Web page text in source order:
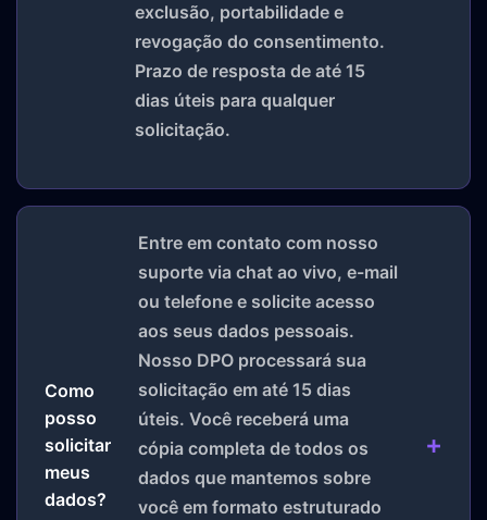
exclusão, portabilidade e
revogação do consentimento.
Prazo de resposta de até 15
dias úteis para qualquer
solicitação.
Como
posso
solicitar
meus
dados?
Entre em contato com nosso
suporte via chat ao vivo, e-mail
ou telefone e solicite acesso
aos seus dados pessoais.
Nosso DPO processará sua
solicitação em até 15 dias
úteis. Você receberá uma
cópia completa de todos os
dados que mantemos sobre
você em formato estruturado